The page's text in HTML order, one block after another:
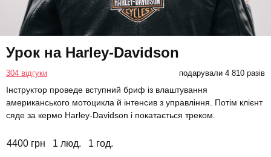
Урок на Harley-Davidson
304 відгуки подарували 4 810 разів
Інструктор проведе вступний бриф із влаштування
американського мотоцикла й інтенсив з управління. Потім клієнт
сяде за кермо Harley-Davidson і покатається треком.
4400 грн 1 люд. 1 год.